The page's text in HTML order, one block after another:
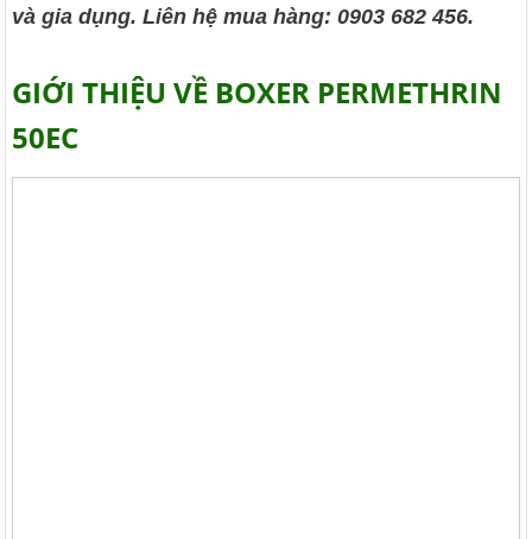
và gia dụng. Liên hệ mua hàng: 0903 682 456.
GIỚI THIỆU VỀ BOXER PERMETHRIN
50EC